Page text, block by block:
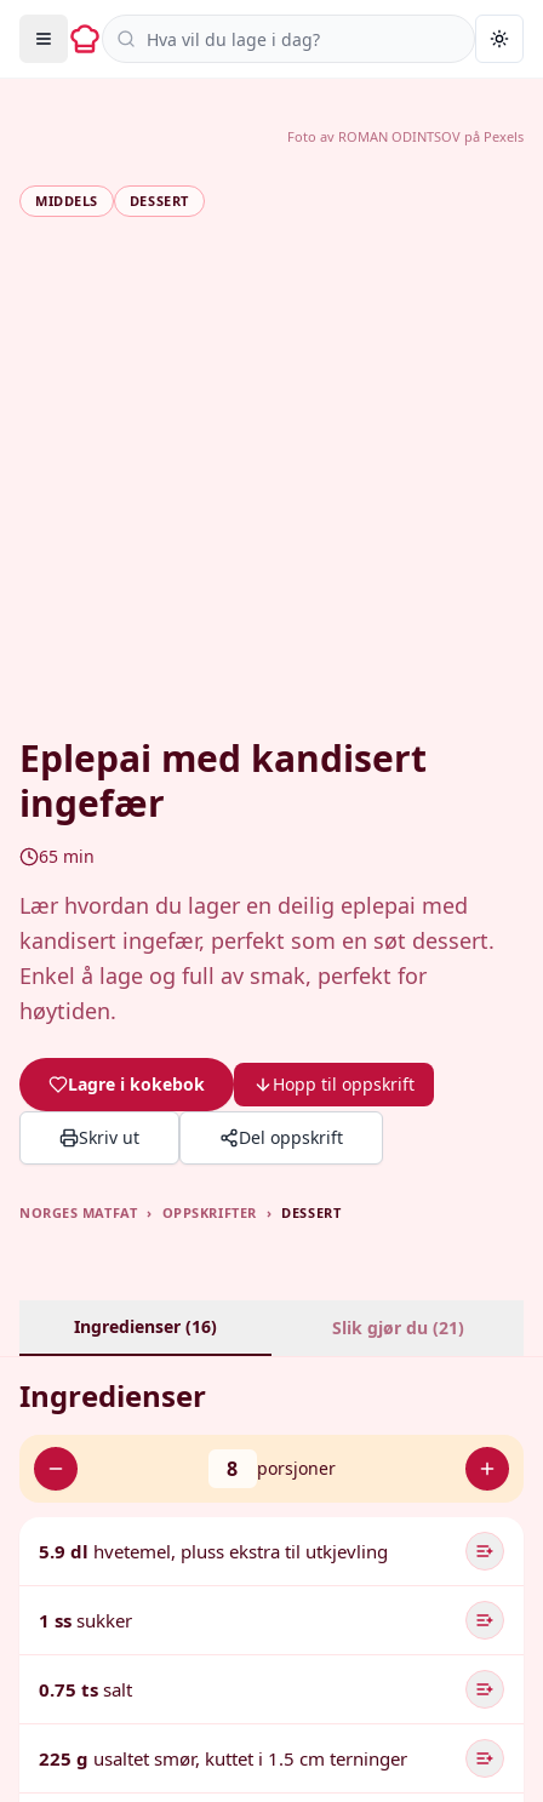
Søk i oppskrifter
MIDDELS DESSERT
Eplepai med kandisert
ingefær
65 min
Lær hvordan du lager en deilig eplepai med
kandisert ingefær, perfekt som en søt dessert.
Enkel å lage og full av smak, perfekt for
høytiden.
Lagre i kokebok Hopp til oppskrift
Skriv ut Del oppskrift
Foto av ROMAN ODINTSOV på Pexels
NORGES MATFAT › OPPSKRIFTER › DESSERT
Ingredienser (16) Slik gjør du (21)
Ingredienser
8 porsjoner
5.9 dl hvetemel, pluss ekstra til utkjevling
1 ss sukker
0.75 ts salt
225 g usaltet smør, kuttet i 1.5 cm terninger